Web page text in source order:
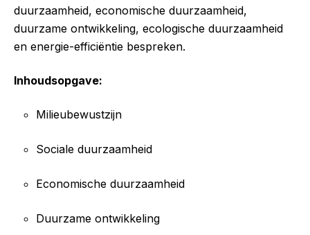
duurzaamheid, economische duurzaamheid,
duurzame ontwikkeling, ecologische duurzaamheid
en energie-efficiëntie bespreken.
Inhoudsopgave:
Milieubewustzijn
Sociale duurzaamheid
Economische duurzaamheid
Duurzame ontwikkeling